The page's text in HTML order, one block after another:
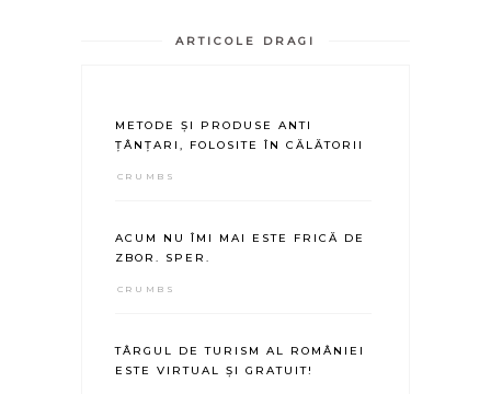
ARTICOLE DRAGI
METODE ȘI PRODUSE ANTI
ȚÂNȚARI, FOLOSITE ÎN CĂLĂTORII
CRUMBS
ACUM NU ÎMI MAI ESTE FRICĂ DE
ZBOR. SPER.
CRUMBS
TÂRGUL DE TURISM AL ROMÂNIEI
ESTE VIRTUAL ȘI GRATUIT!